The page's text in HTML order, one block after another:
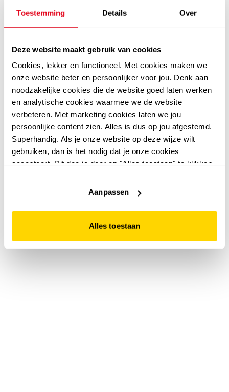
Toestemming Details Over
Deze website maakt gebruik van cookies
Cookies, lekker en functioneel. Met cookies maken we
onze website beter en persoonlijker voor jou. Denk aan
noodzakelijke cookies die de website goed laten werken
en analytische cookies waarmee we de website
verbeteren. Met marketing cookies laten we jou
persoonlijke content zien. Alles is dus op jou afgestemd.
Superhandig. Als je onze website op deze wijze wilt
gebruiken, dan is het nodig dat je onze cookies
accepteert. Dit doe je door op "Alles toestaan" te klikken.
website niet optimaal functioneert.
Aanpassen
Alles toestaan